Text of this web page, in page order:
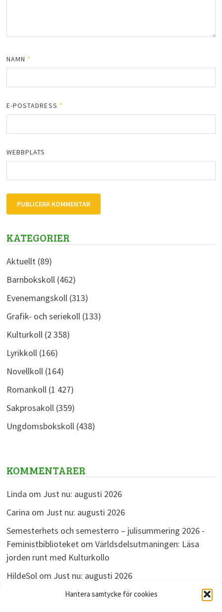
Hantera samtycke för cookies
NAMN *
E-POSTADRESS *
WEBBPLATS
KATEGORIER
Aktuellt(89)
Barnbokskoll(462)
Evenemangskoll(313)
Grafik- och seriekoll(133)
Kulturkoll(2 358)
Lyrikkoll(166)
Novellkoll(164)
Romankoll(1 427)
Sakprosakoll(359)
Ungdomsbokskoll(438)
KOMMENTARER
Linda om Just nu: augusti 2026
Carina om Just nu: augusti 2026
Semesterhets och semesterro – julisummering 2026 -
Feministbiblioteketom Världsdelsutmaningen: Läsa
jorden runt med Kulturkollo
HildeSolom Just nu: augusti 2026
omJust nu: augusti 2026